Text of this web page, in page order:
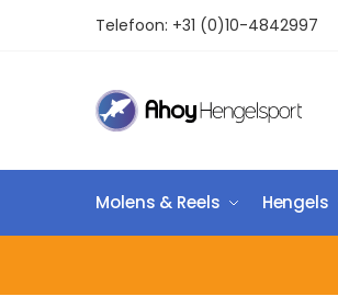
Telefoon: +31 (0)10-4842997
Molens & Reels Hengels